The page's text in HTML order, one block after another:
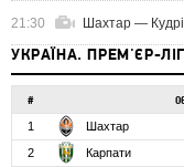
21:30 Шахтар —
УКРАЇНА. ПРЕМ'ЄР-
#
1 Шахтар
2
Карпати